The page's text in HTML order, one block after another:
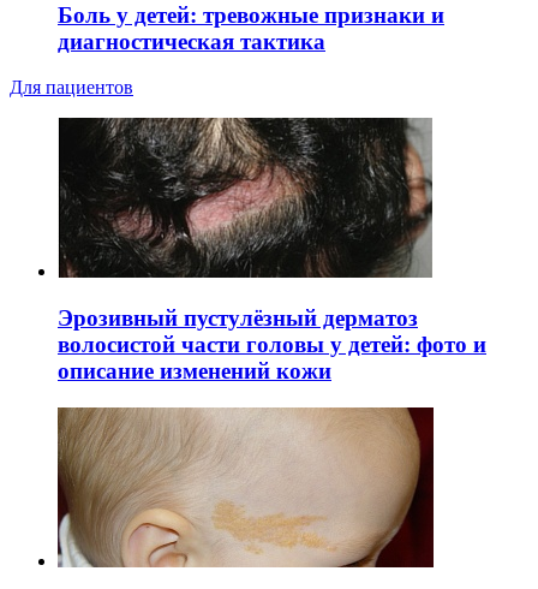
Боль у детей: тревожные признаки и
диагностическая тактика
Для пациентов
Эрозивный пустулёзный дерматоз
волосистой части головы у детей: фото и
описание изменений кожи